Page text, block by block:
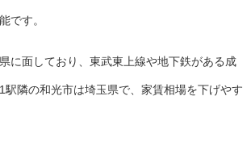
です。
に面しており、東武東上線や地下鉄がある成
駅隣の和光市は埼玉県で、家賃相場を下げやす